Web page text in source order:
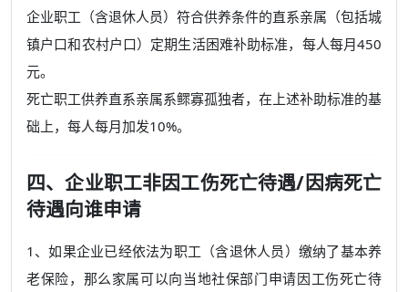
企业职工（含退休人员）符合供养条件的直系亲属（包括城
镇户口和农村户口）定期生活困难补助标准，每人每月450
元。
死亡职工供养直系亲属系鳏寡孤独者，在上述补助标准的基
础上，每人每月加发10%。
四、企业职工非因工伤死亡待遇/因病死亡
待遇向谁申请
1、如果企业已经依法为职工（含退休人员）缴纳了基本养
老保险，那么家属可以向当地社保部门申请因工伤死亡待